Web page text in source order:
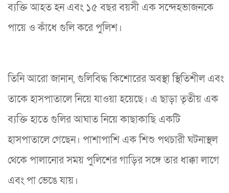
ব্যক্তি আহত হন এবং ১৫ বছর বয়সী এক সন্দেহভাজনকে
পায়ে ও কাঁধে গুলি করে পুলিশ।
তিনি আরো জানান, গুলিবিদ্ধ কিশোরের অবস্থা স্থিতিশীল এবং
তাকে হাসপাতালে নিয়ে যাওয়া হয়েছে। এ ছাড়া তৃতীয় এক
ব্যক্তি হাতে গুলির আঘাত নিয়ে কাছাকাছি একটি
হাসপাতালে গেছেন। পাশাপাশি এক শিশু পথচারী ঘটনাস্থল
থেকে পালানোর সময় পুলিশের গাড়ির সঙ্গে তার ধাক্কা লাগে
এবং পা ভেঙে যায়।